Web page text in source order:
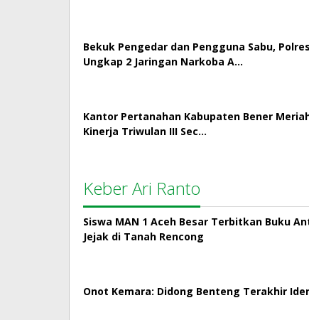
Bekuk Pengedar dan Pengguna Sabu,
Ungkap 2 Jaringan Narkoba A…
Kantor Pertanahan Kabupaten Bener
Kinerja Triwulan III Sec…
Keber Ari Ranto
Siswa MAN 1 Aceh Besar Terbitkan Buku
Jejak di Tanah Rencong
Onot Kemara: Didong Benteng Terakhir